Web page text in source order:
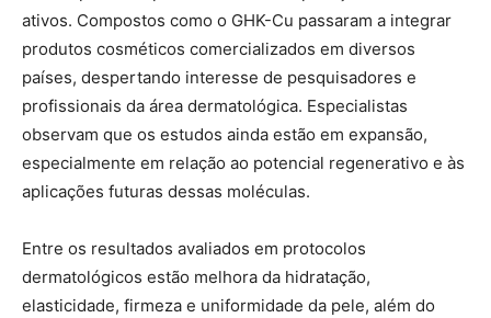
ativos. Compostos como o GHK-Cu passaram a integrar
produtos cosméticos comercializados em diversos
países, despertando interesse de pesquisadores e
profissionais da área dermatológica. Especialistas
observam que os estudos ainda estão em expansão,
especialmente em relação ao potencial regenerativo e às
aplicações futuras dessas moléculas.
Entre os resultados avaliados em protocolos
dermatológicos estão melhora da hidratação,
elasticidade, firmeza e uniformidade da pele, além do